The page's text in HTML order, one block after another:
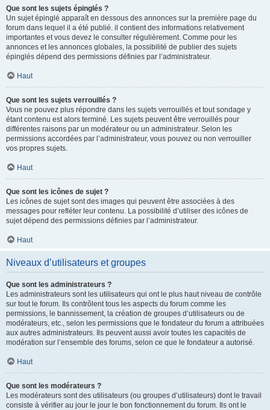
Que sont les sujets épinglés ?
Un sujet épinglé apparaît en dessous des annonces sur la première page du
forum dans lequel il a été publié. il contient des informations relativement
importantes et vous devez le consulter régulièrement. Comme pour les
annonces et les annonces globales, la possibilité de publier des sujets
épinglés dépend des permissions définies par l’administrateur.
Haut
Que sont les sujets verrouillés ?
Vous ne pouvez plus répondre dans les sujets verrouillés et tout sondage y
étant contenu est alors terminé. Les sujets peuvent être verrouillés pour
différentes raisons par un modérateur ou un administrateur. Selon les
permissions accordées par l’administrateur, vous pouvez ou non verrouiller
vos propres sujets.
Haut
Que sont les icônes de sujet ?
Les icônes de sujet sont des images qui peuvent être associées à des
messages pour refléter leur contenu. La possibilité d’utiliser des icônes de
sujet dépend des permissions définies par l’administrateur.
Haut
Niveaux d’utilisateurs et groupes
Que sont les administrateurs ?
Les administrateurs sont les utilisateurs qui ont le plus haut niveau de contrôle
sur tout le forum. Ils contrôlent tous les aspects du forum comme les
permissions, le bannissement, la création de groupes d’utilisateurs ou de
modérateurs, etc., selon les permissions que le fondateur du forum a attribuées
aux autres administrateurs. Ils peuvent aussi avoir toutes les capacités de
modération sur l’ensemble des forums, selon ce que le fondateur a autorisé.
Haut
Que sont les modérateurs ?
Les modérateurs sont des utilisateurs (ou groupes d’utilisateurs) dont le travail
consiste à vérifier au jour le jour le bon fonctionnement du forum. Ils ont le